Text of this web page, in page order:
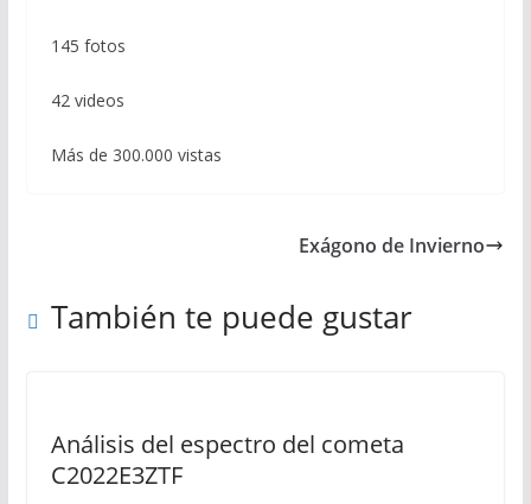
145 fotos
42 videos
Más de 300.000 vistas
Exágono de Invierno
También te puede gustar
Análisis del espectro del cometa
C2022E3ZTF